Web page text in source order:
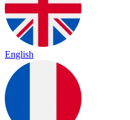
English